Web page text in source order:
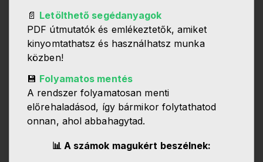
📄 Letölthető segédanyagok
PDF útmutatók és emlékeztetők, amiket
kinyomtathatsz és használhatsz munka
közben!
💾 Folyamatos mentés
A rendszer folyamatosan menti
előrehaladásod, így bármikor folytathatod
onnan, ahol abbahagytad.
📊 A számok magukért beszélnek: